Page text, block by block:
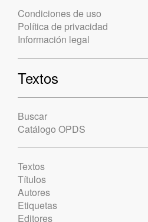
Condiciones de uso
Política de privacidad
Información legal
Textos
Buscar
Catálogo OPDS
Textos
Títulos
Autores
Etiquetas
Editores